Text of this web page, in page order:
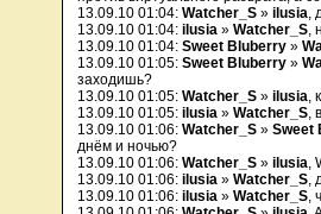
13.09.10 01:04: Watcher_S » ilusia,
13.09.10 01:04: ilusia » Watcher_S,
13.09.10 01:04: Sweet Bluberry »
13.09.10 01:05: Sweet Bluberry »
заходишь?
13.09.10 01:05: Watcher_S » ilusia,
13.09.10 01:05: ilusia » Watcher_S,
13.09.10 01:06: Watcher_S » Sweet
днём и ночью?
13.09.10 01:06: Watcher_S » ilusia,
13.09.10 01:06: ilusia » Watcher_S,
13.09.10 01:06: ilusia » Watcher_S,